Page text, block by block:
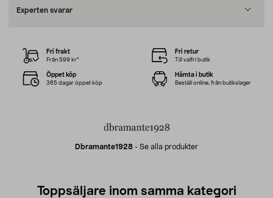
Experten svarar
Dbramante1928 - Se alla produkter
Fri frakt
Från 599 kr*
Fri retur
Till valfri butik
Öppet köp
365 dagar öppet köp
Hämta i butik
Beställ online, från butikslager
Toppsäljare inom samma kategori